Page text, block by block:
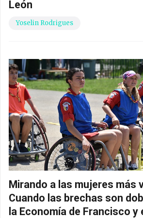
León
Yoselin Rodrigues
Mirando a las mujeres más
Cuando las brechas son
la Economía de Francisco y